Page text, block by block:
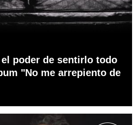
poder de sentirlo todo
"No me arrepiento de